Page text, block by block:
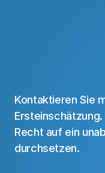
Kontaktieren Sie
Recht auf ein
durchsetzen.